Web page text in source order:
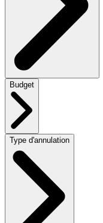
Budget
Type d'annulation